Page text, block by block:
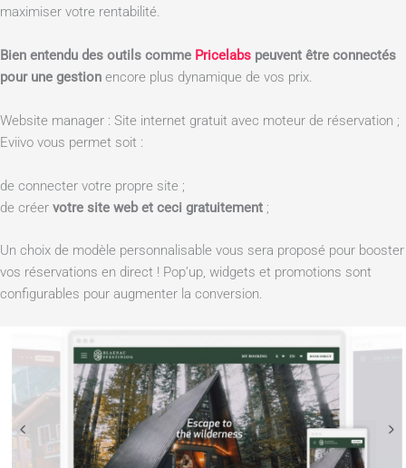
maximiser votre rentabilité.
Bien entendu des outils comme Pricelabs peuvent être connectés
pour une gestion encore plus dynamique de vos prix.
Website manager : Site internet gratuit avec moteur de réservation ;
Eviivo vous permet soit :
de connecter votre propre site ;
de créer votre site web et ceci gratuitement ;
Un choix de modèle personnalisable vous sera proposé pour booster
vos réservations en direct ! Pop’up, widgets et promotions sont
configurables pour augmenter la conversion.